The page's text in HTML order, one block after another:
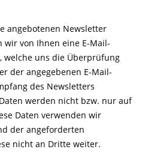
angebotenen Newsletter
wir von Ihnen eine E-Mail-
welche uns die Überprüfung
der angegebenen E-Mail-
des Newsletters
werden nicht bzw. nur auf
Daten verwenden wir
der angeforderten
nicht an Dritte weiter.